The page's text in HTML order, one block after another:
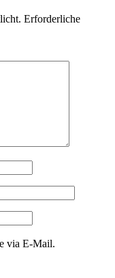
Erforderliche
via E-Mail.